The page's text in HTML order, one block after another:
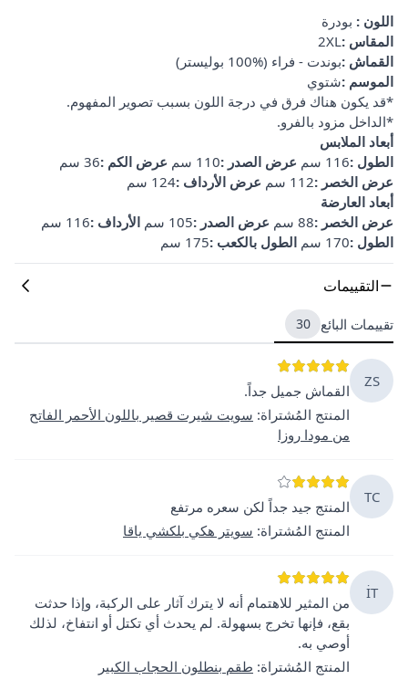
اللون : بودرة
المقاس :2XL
القماش :بوندت - فراء (%100 بوليستر)
الموسم :شتوي
*قد يكون هناك فرق في درجة اللون بسبب تصوير المفهوم.
*الداخل مزود بالفرو.
أبعاد الملابس
الطول :116 سم عرض الصدر :110 سم عرض الكم :36 سم
عرض الخصر :112 سم عرض الأرداف :124 سم
أبعاد العارضة
عرض الخصر :88 سم عرض الصدر :105 سم الأرداف :116 سم
الطول :170 سم الطول بالكعب :175 سم
التقييمات
تقييمات البائع 30
ZS
القماش جميل جداً.
المنتج المُشتراة: سويت شيرت قصير باللون الأحمر الفاتح
من مودا روزا
TC
المنتج جيد جداً لكن سعره مرتفع
المنتج المُشتراة: سويتر هكي بلكشي ياقا
İT
من المثير للاهتمام أنه لا يترك آثار على الركبة، وإذا حدثت
بقع، فإنها تخرج بسهولة. لم يحدث أي تكتل أو انتفاخ، لذلك
أوصي به.
المنتج المُشتراة: طقم بنطلون الحجاب الكبير